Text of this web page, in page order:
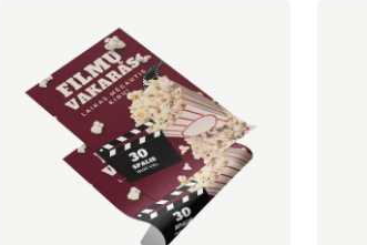
Standartiniai nedideli plakatai (A4,
Puikiai tinka vidaus informaciniams
stendams, skelbimams ar akcijų
žymėjimui.
Profesionali failų patikra įskaičiuota.
10 vnt. be PVM nuo € 18,62
Rinktis